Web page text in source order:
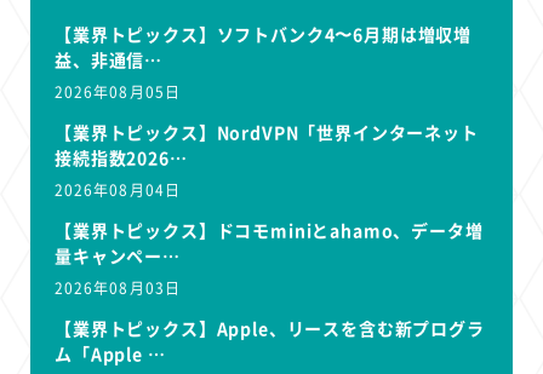
【業界トピックス】ソフトバンク4〜6月期は増収増
益、非通信…
2026年08月05日
【業界トピックス】NordVPN「世界インターネット
接続指数2026…
2026年08月04日
【業界トピックス】ドコモminiとahamo、データ増
量キャンペー…
2026年08月03日
【業界トピックス】Apple、リースを含む新プログラ
ム「Apple …